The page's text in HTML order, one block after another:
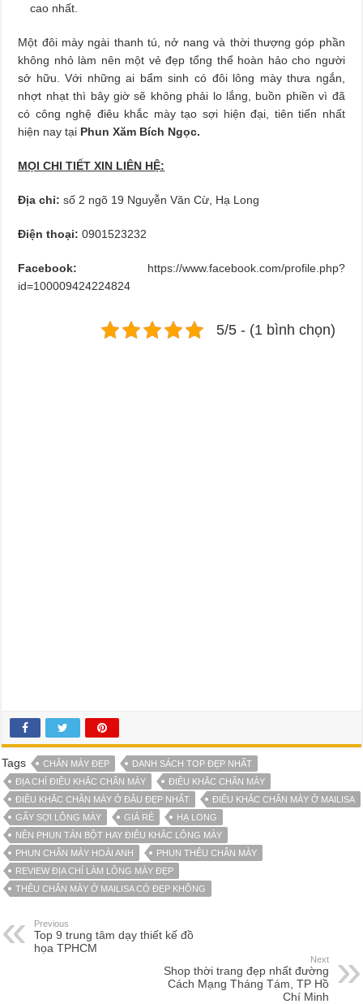
cao nhất.
Một đôi mày ngài thanh tú, nở nang và thời thượng góp phần
không nhỏ làm nên một vẻ đẹp tổng thể hoàn hảo cho người
sở hữu. Với những ai bẩm sinh có đôi lông mày thưa ngắn,
nhợt nhạt thì bây giờ sẽ không phải lo lắng, buồn phiền vì đã
có công nghệ điêu khắc mày tạo sợi hiện đại, tiên tiến nhất
hiện nay tại Phun Xăm Bích Ngọc.
MỌI CHI TIẾT XIN LIÊN HỆ:
Địa chỉ:số 2 ngõ 19 Nguyễn Văn Cừ, Hạ Long
Điện thoại:0901523232
Facebook: https://www.facebook.com/profile.php?
id=100009424224824
5/5 - (1 bình chọn)
Tags CHÂN MÀY ĐẸP
DANH SÁCH TOP ĐẸP NHẤT
ĐỊA CHỈ ĐIÊU KHẮC CHÂN MÀY
ĐIÊU KHẮC CHÂN MÀY
ĐIÊU KHẮC CHÂN MÀY Ở ĐÂU ĐẸP NHẤT
ĐIÊU KHẮC CHÂN MÀY Ở MAILISA
GẨY SỢI LÔNG MÀY
GIÁ RẺ
HẠ LONG
NÊN PHUN TÁN BỘT HAY ĐIÊU KHẮC LÔNG MÀY
PHUN CHÂN MÀY HOÀI ANH
PHUN THÊU CHÂN MÀY
REVIEW ĐỊA CHỈ LÀM LÔNG MÀY ĐẸP
THÊU CHÂN MÀY Ở MAILISA CÓ ĐẸP KHÔNG
Previous
Top 9 trung tâm dạy thiết kế đồ
họa TPHCM
Next
Shop thời trang đẹp nhất đường
Cách Mạng Tháng Tám, TP Hồ
Chí Minh